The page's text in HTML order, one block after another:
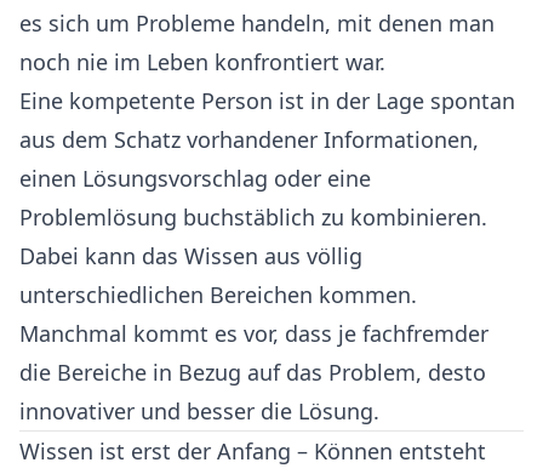
es sich um Probleme handeln, mit denen man
noch nie im Leben konfrontiert war.
Eine kompetente Person ist in der Lage spontan
aus dem Schatz vorhandener Informationen,
einen Lösungsvorschlag oder eine
Problemlösung buchstäblich zu kombinieren.
Dabei kann das Wissen aus völlig
unterschiedlichen Bereichen kommen.
Manchmal kommt es vor, dass je fachfremder
die Bereiche in Bezug auf das Problem, desto
innovativer und besser die Lösung.
Wissen ist erst der Anfang – Können entsteht